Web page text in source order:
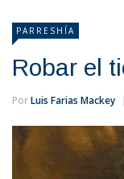
PARRESHÍA
Robar el
PorLuis Farias Mackey